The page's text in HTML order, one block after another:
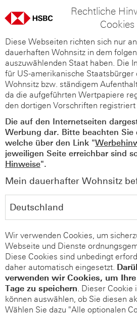
Rechtliche
Cookies
Diese Webseiten richten sich nur
dauerhaften Wohnsitz in dem
auszuwählenden Staat haben. Die
für US-amerikanische Staatsbürger
Wohnsitz bzw. ständigem
da die aufgeführten Wertpapiere
den dortigen Vorschriften
Die auf den Internetseiten
Werbung dar. Bitte beachten Sie
welche über den Link "
jeweiligen Seite erreichbar sind
Hinweise".
Mein dauerhafter Wohnsitz
Wir verwenden Cookies, um
Webseite und Dienste
Diese Cookies sind unbedingt
daher automatisch eingesetzt.
verwenden wir Cookies, um
Tage zu speichern. Dieser Cookie
können auswählen, ob Sie diesen
Wählen Sie dazu "Alle optionalen